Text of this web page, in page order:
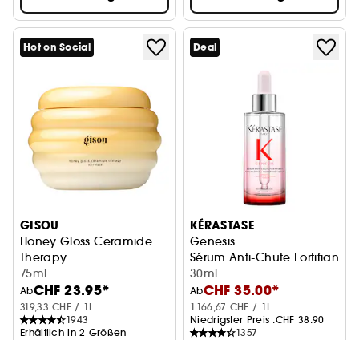
Hot on Social
GISOU
Honey Gloss Ceramide
Therapy
Haarmaske
75ml
AbCHF 23.95*
319,33 CHF / 1L
1943
Erhältlich in 2 Größen
Deal
KÉRASTASE
Genesis
Sérum Anti-Chute Fortifiant
30ml
AbCHF 35.00*
1.166,67 CHF / 1L
Niedrigster Preis :CHF 38.90
1357